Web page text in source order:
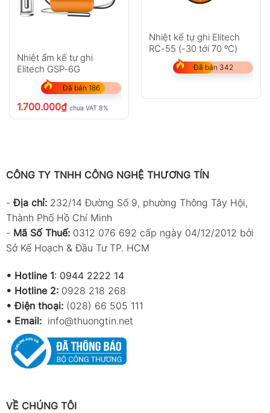
Nhiệt ẩm kế tự ghi
Elitech GSP-6G
Đã bán 186
1.700.000₫ chưa VAT 8%
Nhiệt kế tự ghi Elitech
RC-55 (-30 tới 70 ºC)
Đã bán 342
CÔNG TY TNHH CÔNG NGHỆ THƯƠNG TÍN
-Địa chỉ: 232/14 Đường Số 9, phường Thông Tây Hội,
Thành Phố Hồ Chí Minh
- Mã Số Thuế: 0312 076 692 cấp ngày 04/12/2012 bởi
Sở Kế Hoạch & Đầu Tư TP. HCM
• Hotline 1: 0944 2222 14
• Hotline 2: 0928 218 268
• Điện thoại: (028) 66 505 111
• Email: info@thuongtin.net
VỀ CHÚNG TÔI